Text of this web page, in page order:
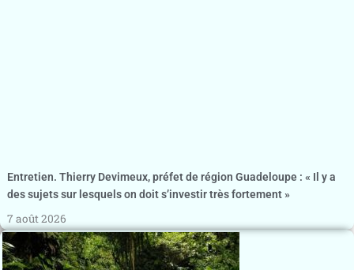
Entretien. Thierry Devimeux, préfet de région Guadeloupe : « Il y a
des sujets sur lesquels on doit s’investir très fortement »
7 août 2026